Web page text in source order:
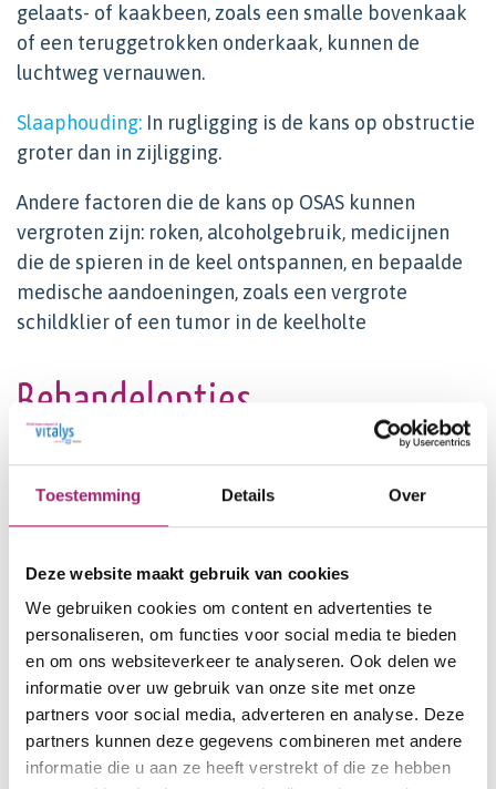
Toestemming Details Over
Deze website maakt gebruik van cookies
We gebruiken cookies om content en advertenties te
personaliseren, om functies voor social media te bieden
en om ons websiteverkeer te analyseren. Ook delen we
informatie over uw gebruik van onze site met onze
partners voor social media, adverteren en analyse. Deze
partners kunnen deze gegevens combineren met andere
informatie die u aan ze heeft verstrekt of die ze hebben
gelaats- of kaakbeen, zoals een smalle bovenkaak
of een teruggetrokken onderkaak, kunnen de
luchtweg vernauwen.
Slaaphouding: In rugligging is de kans op obstructie
groter dan in zijligging.
Andere factoren die de kans op OSAS kunnen
vergroten zijn: roken, alcoholgebruik, medicijnen
die de spieren in de keel ontspannen, en bepaalde
medische aandoeningen, zoals een vergrote
schildklier of een tumor in de keelholte
Behandelopties
Behandelingsopties voor OSAS omvatten
veranderingen in levensstijl, CPAP-therapie,
chirurgie en bariatrische chirurgie. Het is echter
belangrijk om op te merken dat obesitas de
effectiviteit van de behandeling voor OSAS kan
aandoeningen gezamenlijk aan te pakken voor de
best mogelijke resultaten.
Het bereiken van gezond gewicht maakt ook dat
veel mensen geen slaapapneu masker meer nodig
hebben.